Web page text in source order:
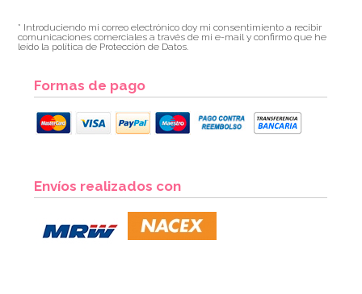
1,95€
* Introduciendo mi correo electrónico doy mi consentimiento a recibir
comunicaciones comerciales a través de mi e-mail y confirmo que he
leído la política de Protección de Datos.
Formas de pago
Envíos realizados con